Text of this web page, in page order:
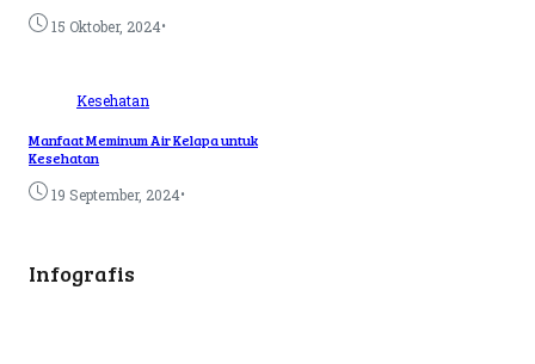
15 Oktober, 2024•
Kesehatan
Manfaat Meminum Air Kelapa untuk
Kesehatan
19 September, 2024•
Infografis